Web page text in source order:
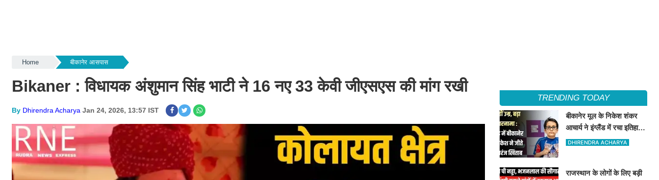
Home बीकानेर आसपास
Bikaner : विधायक अंशुमान सिंह भाटी ने 16 नए 33 केवी जीएसएस की मांग रखी
By Dhirendra Acharya Jan 24, 2026, 13:57 IST
TRENDING TODAY
बीकानेर मूल के निकेश शंकर
आचार्य ने इंग्लैंड में रचा इतिहास,
अंडर-8 में ब्लिट्ज, रैपिड और
DHIRENDRA ACHARYA
राजस्थान के लोगों के लिए बड़ी